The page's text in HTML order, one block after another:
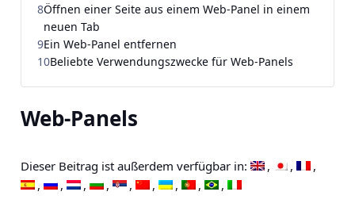
Web-Panels
Dieser Beitrag ist außerdem verfügbar in:
8Öffnen einer Seite aus einem Web-Panel in einem
neuen Tab
9Ein Web-Panel entfernen
10Beliebte Verwendungszwecke für Web-Panels